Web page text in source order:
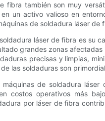
fibra también son muy
un activo valioso en
de soldadura láser
láser de fibra es su
grandes zonas
precisas y limpias,
las soldaduras son
de soldadura
costos operativos más
por láser de fibra